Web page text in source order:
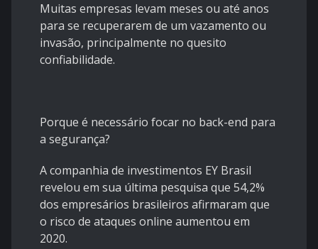
Muitas empresas levam meses ou até anos
para se recuperarem de um vazamento ou
invasão, principalmente no quesito
confiabilidade.
Porque é necessário focar no back-end para
a segurança?
A companhia de investimentos EY Brasil
revelou em sua última pesquisa que 54,2%
dos empresários brasileiros afirmaram que
o risco de ataques online aumentou em
2020.